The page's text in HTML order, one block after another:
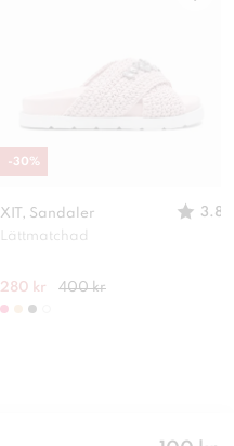
XIT, Sandaler
3.8
Lättmatchad
280 kr 400 kr
-30%